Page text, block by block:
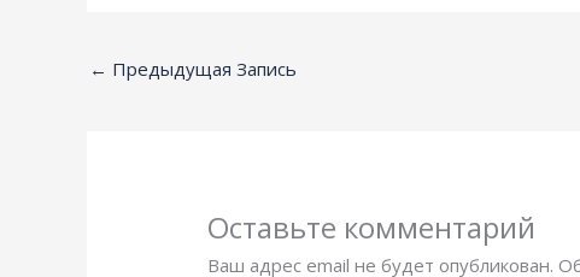
← Предыдущая Запись
Оставьте комментарий
Ваш адрес email не будет опубликован.